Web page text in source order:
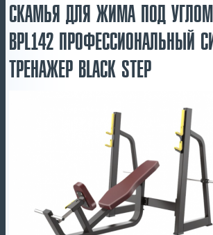
СКАМЬЯ ДЛЯ ЖИМА ПОД УГЛОМ
BPL142 ПРОФЕССИОНАЛЬНЫЙ
ТРЕНАЖЕР BLACK STEP